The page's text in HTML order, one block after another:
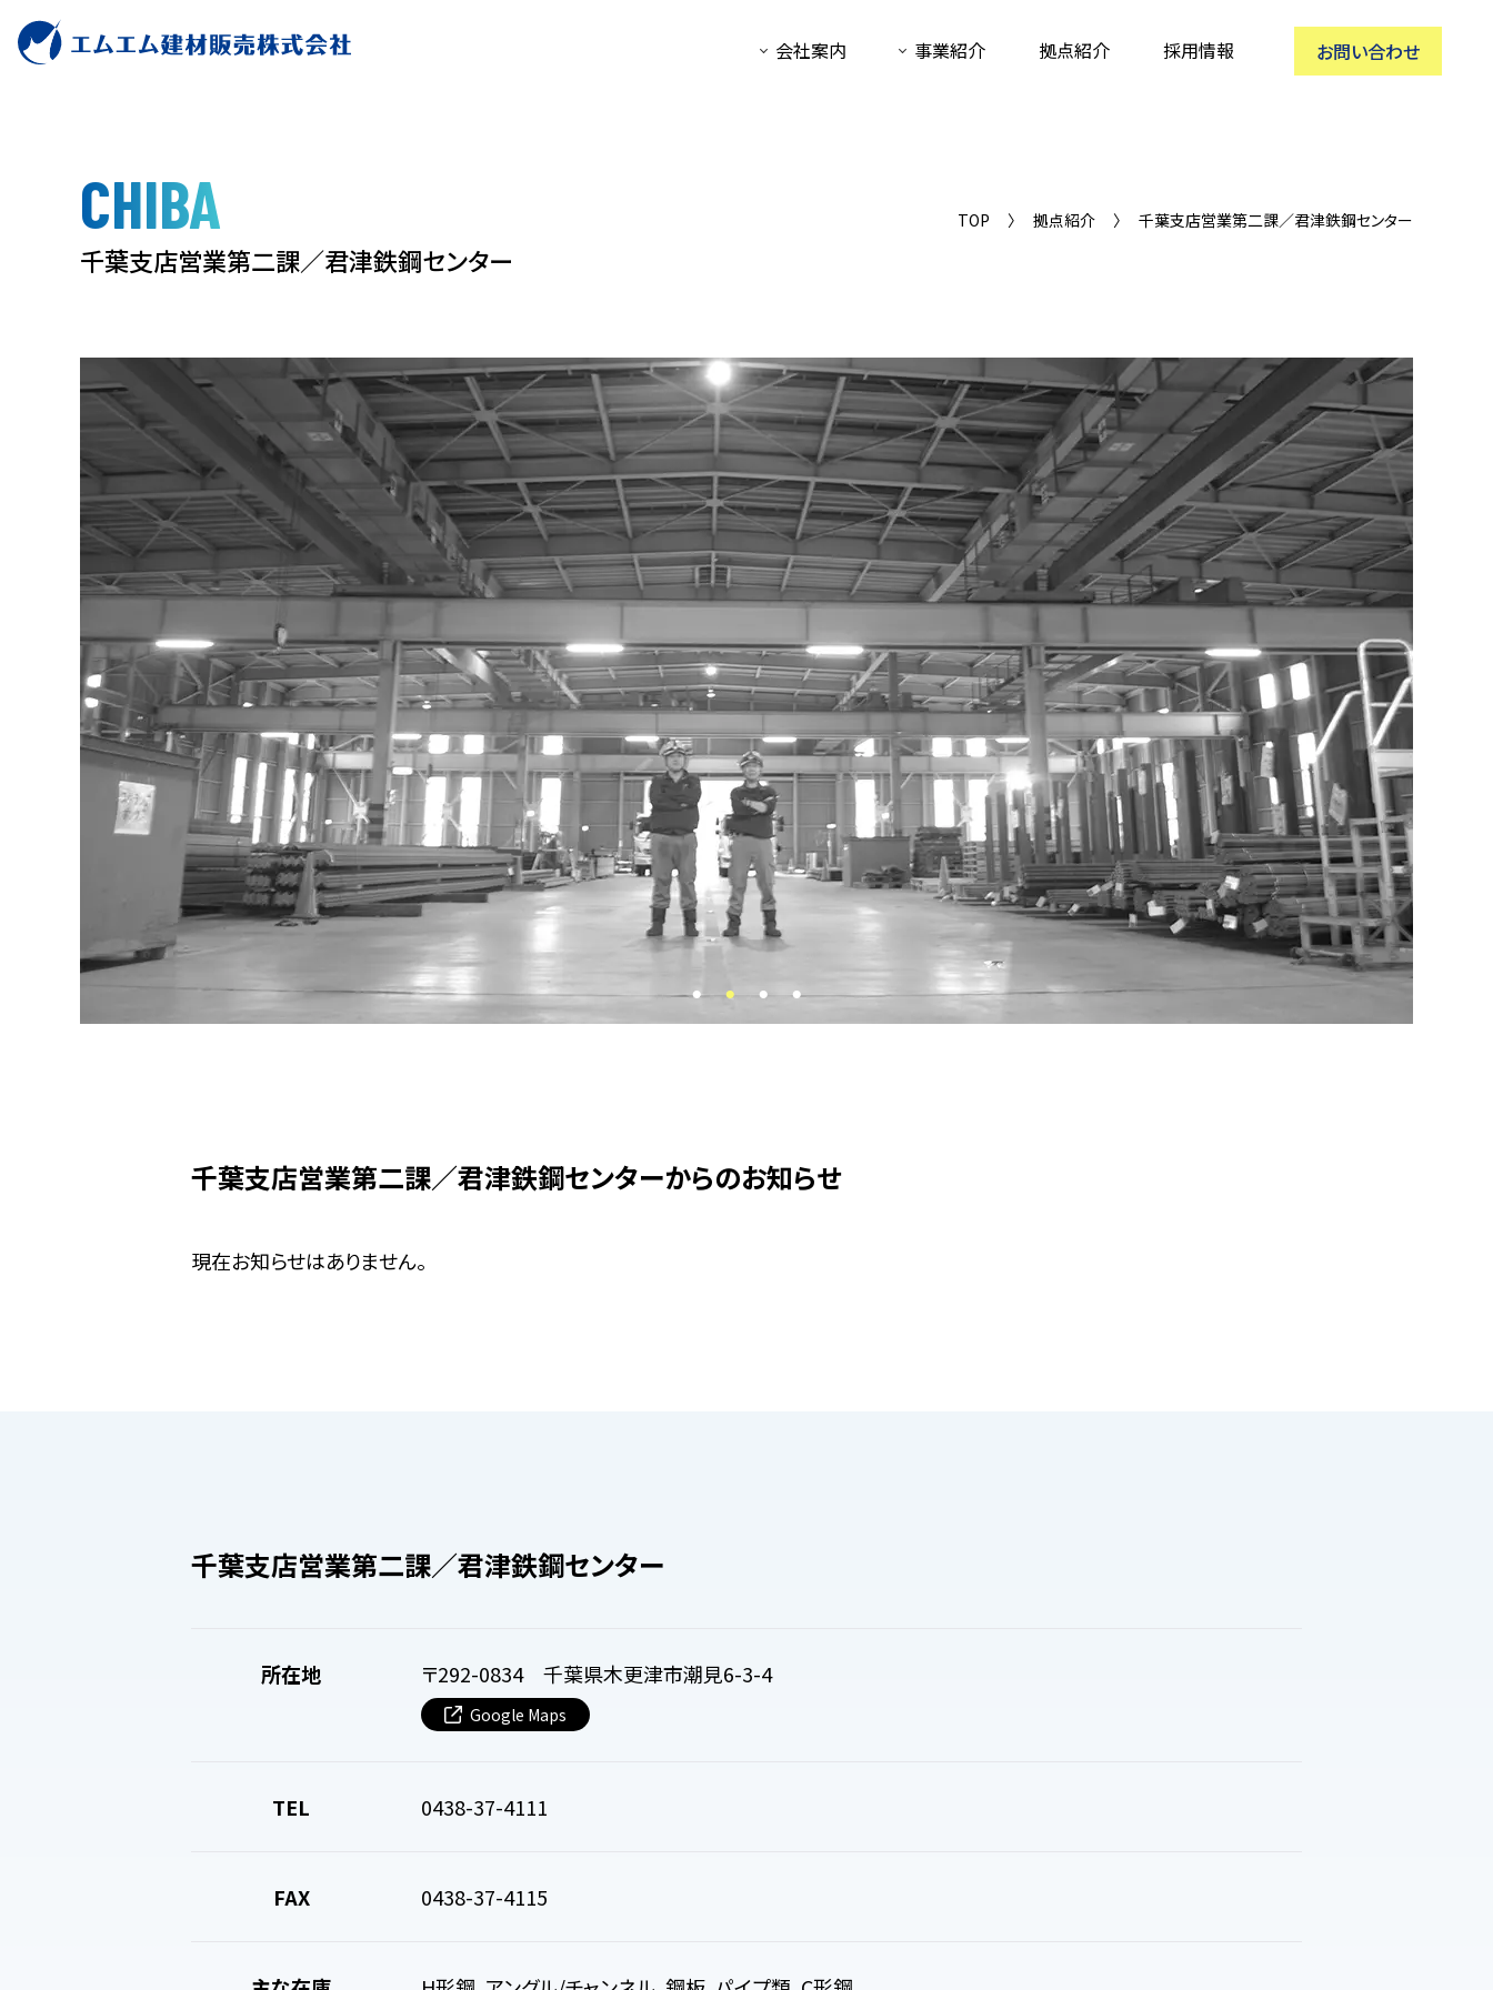
会社案内 事業紹介 拠点紹介 採用情報 お問い合わせ
CHIBA
千葉支店営業第二課／君津鉄鋼センター
TOP 拠点紹介 千葉支店営業第二課／君津鉄鋼センター
千葉支店営業第二課／君津鉄鋼センターからのお知らせ
現在お知らせはありません。
千葉支店営業第二課／君津鉄鋼センター
所在地 〒292-0834 千葉県木更津市潮見6-3-4
Google Maps
TEL 0438-37-4111
FAX 0438-37-4115